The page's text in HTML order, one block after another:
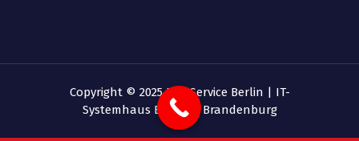
Copyright © 2025 EDV Service Berlin | IT-
Systemhaus Berlin & Brandenburg